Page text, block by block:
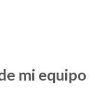
mi equipo